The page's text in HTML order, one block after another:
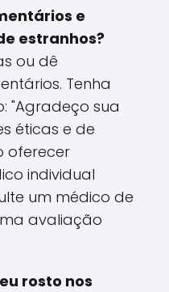
e
estranhos?
ou dê
Tenha
"Agradeço sua
éticas e de
oferecer
individual
um médico de
avaliação
rosto nos